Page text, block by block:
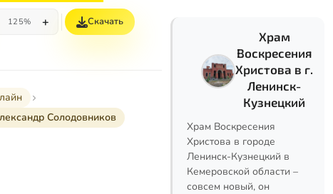
125% + Скачать
Солодовников
Храм
Воскресения
Христова в г.
Ленинск-
Кузнецкий
Храм Воскресения
Христова в городе
Ленинск-Кузнецкий в
Кемеровской области –
совсем новый, он